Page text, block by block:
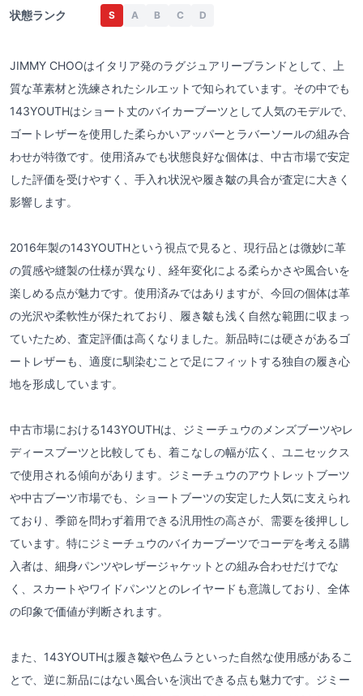
状態ランク S A B C D
JIMMY CHOOはイタリア発のラグジュアリーブランドとして、上
質な革素材と洗練されたシルエットで知られています。その中でも
143YOUTHはショート丈のバイカーブーツとして人気のモデルで、
ゴートレザーを使用した柔らかいアッパーとラバーソールの組み合
わせが特徴です。使用済みでも状態良好な個体は、中古市場で安定
した評価を受けやすく、手入れ状況や履き皺の具合が査定に大きく
影響します。
2016年製の143YOUTHという視点で見ると、現行品とは微妙に革
の質感や縫製の仕様が異なり、経年変化による柔らかさや風合いを
楽しめる点が魅力です。使用済みではありますが、今回の個体は革
の光沢や柔軟性が保たれており、履き皺も浅く自然な範囲に収まっ
ていたため、査定評価は高くなりました。新品時には硬さがあるゴ
ートレザーも、適度に馴染むことで足にフィットする独自の履き心
地を形成しています。
中古市場における143YOUTHは、ジミーチュウのメンズブーツやレ
ディースブーツと比較しても、着こなしの幅が広く、ユニセックス
で使用される傾向があります。ジミーチュウのアウトレットブーツ
や中古ブーツ市場でも、ショートブーツの安定した人気に支えられ
ており、季節を問わず着用できる汎用性の高さが、需要を後押しし
ています。特にジミーチュウのバイカーブーツでコーデを考える購
入者は、細身パンツやレザージャケットとの組み合わせだけでな
く、スカートやワイドパンツとのレイヤードも意識しており、全体
の印象で価値が判断されます。
また、143YOUTHは履き皺や色ムラといった自然な使用感があるこ
とで、逆に新品にはない風合いを演出できる点も魅力です。ジミー